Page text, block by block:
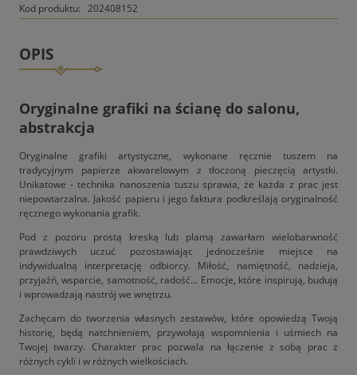
Kod produktu: 202408152
OPIS
Oryginalne grafiki na ścianę do salonu,
abstrakcja
Oryginalne grafiki artystyczne, wykonane ręcznie tuszem na
tradycyjnym papierze akwarelowym z tłoczoną pieczęcią artystki.
Unikatowe - technika nanoszenia tuszu sprawia, że każda z prac jest
niepowtarzalna. Jakość papieru i jego faktura podkreślają oryginalność
ręcznego wykonania grafik.
Pod z pozoru prostą kreską lub plamą zawarłam wielobarwność
prawdziwych uczuć pozostawiając jednocześnie miejsce na
indywidualną interpretację odbiorcy. Miłość, namiętność, nadzieja,
przyjaźń, wsparcie, samotność, radość... Emocje, które inspirują, budują
i wprowadzają nastrój we wnętrzu.
Zachęcam do tworzenia własnych zestawów, które opowiedzą Twoją
historię, będą natchnieniem, przywołają wspomnienia i uśmiech na
Twojej twarzy. Charakter prac pozwala na łączenie z sobą prac z
różnych cykli i w różnych wielkościach.